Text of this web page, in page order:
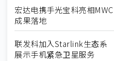
宏达电携手光宝科亮相
成果落地
联发科加入Starlink生态系
展示手机紧急卫星服务